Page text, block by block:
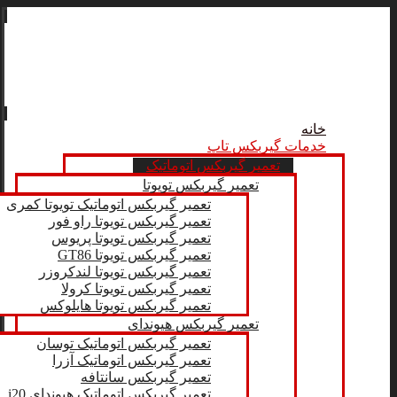
خانه
خدمات گیربکس تاپ
تعمیر گیربکس اتوماتیک
تعمیر گیربکس تویوتا
تعمیر گیربکس اتوماتیک تویوتا کمری
تعمیر گیربکس تویوتا راو فور
تعمیر گیربکس تویوتا پریوس
تعمیر گیربکس تویوتا GT86
تعمیر گیربکس تویوتا لندکروزر
تعمیر گیربکس تویوتا کرولا
تعمیر گیربکس تویوتا هایلوکس
تعمیر گیربکس هیوندای
تعمیر گیربکس اتوماتیک توسان
تعمیر گیربکس اتوماتیک آزرا
تعمیر گیربکس سانتافه
تعمیر گیربکس اتوماتیک هیوندای i20